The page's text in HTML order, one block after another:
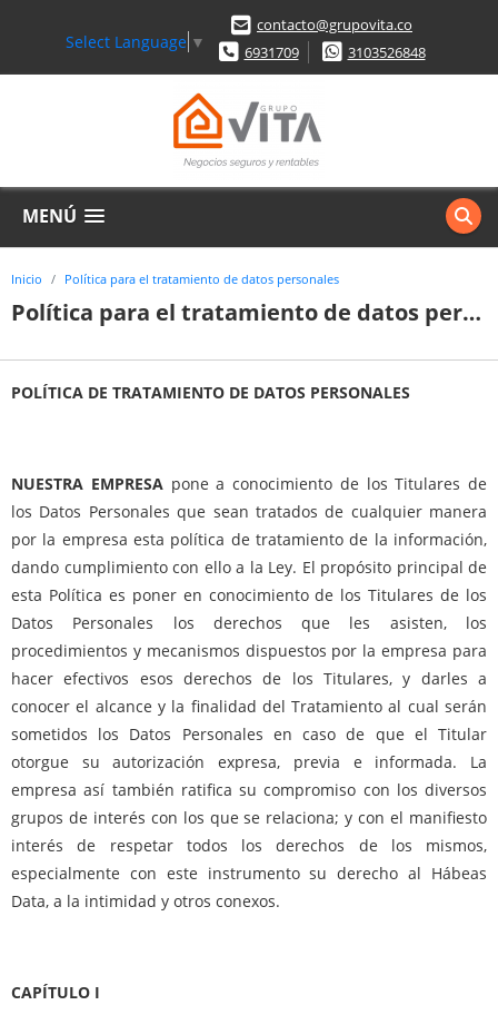
Select Language ▼
contacto@grupovita.co
6931709
3103526848
MENÚ
Inicio Política para el tratamiento de datos personales
Política para el tratamiento de datos personales
POLÍTICA DE TRATAMIENTO DE DATOS PERSONALES
NUESTRA EMPRESApone a conocimiento de los Titulares de
los Datos Personales que sean tratados de cualquier manera
por la empresa esta política de tratamiento de la información,
dando cumplimiento con ello a la Ley. El propósito principal de
esta Política es poner en conocimiento de los Titulares de los
Datos Personales los derechos que les asisten, los
procedimientos y mecanismos dispuestos por la empresa para
hacer efectivos esos derechos de los Titulares, y darles a
conocer el alcance y la finalidad del Tratamiento al cual serán
sometidos los Datos Personales en caso de que el Titular
otorgue su autorización expresa, previa e informada. La
empresa así también ratifica su compromiso con los diversos
grupos de interés con los que se relaciona; y con el manifiesto
interés de respetar todos los derechos de los mismos,
especialmente con este instrumento su derecho al Hábeas
Data, a la intimidad y otros conexos.
CAPÍTULO I